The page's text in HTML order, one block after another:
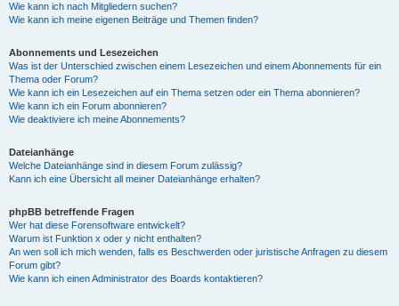
Wie kann ich nach Mitgliedern suchen?
Wie kann ich meine eigenen Beiträge und Themen finden?
Abonnements und Lesezeichen
Was ist der Unterschied zwischen einem Lesezeichen und einem Abonnements für ein
Thema oder Forum?
Wie kann ich ein Lesezeichen auf ein Thema setzen oder ein Thema abonnieren?
Wie kann ich ein Forum abonnieren?
Wie deaktiviere ich meine Abonnements?
Dateianhänge
Welche Dateianhänge sind in diesem Forum zulässig?
Kann ich eine Übersicht all meiner Dateianhänge erhalten?
phpBB betreffende Fragen
Wer hat diese Forensoftware entwickelt?
Warum ist Funktion x oder y nicht enthalten?
An wen soll ich mich wenden, falls es Beschwerden oder juristische Anfragen zu diesem
Forum gibt?
Wie kann ich einen Administrator des Boards kontaktieren?